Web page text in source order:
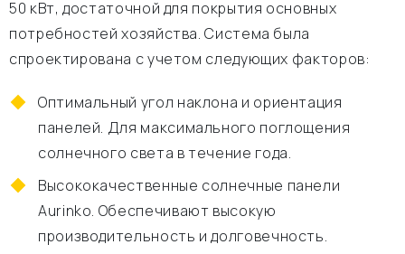
50 кВт, достаточной для покрытия основных
потребностей хозяйства. Система была
спроектирована с учетом следующих факторов:
Оптимальный угол наклона и ориентация
панелей. Для максимального поглощения
солнечного света в течение года.
Высококачественные солнечные панели
Aurinko. Обеспечивают высокую
производительность и долговечность.